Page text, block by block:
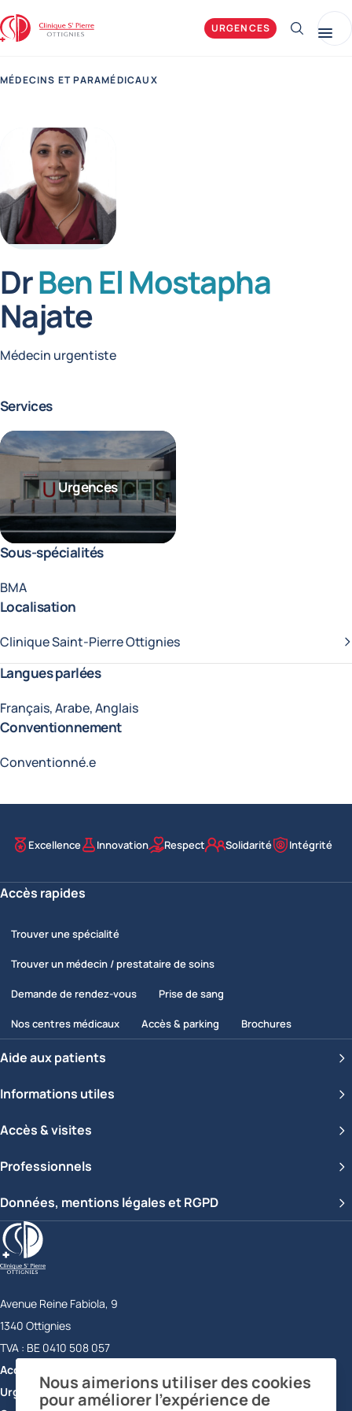
Clinique Saint-Pierre Ottignies URGENCES Afficher
MÉDECINS ET PARAMÉDICAUX
DrBen El Mostapha
Najate
Fonctions
Médecin urgentiste
Services
Urgences
Sous-spécialités
BMA
Localisation
Clinique Saint-Pierre Ottignies
Langues parlées
Français, Arabe, Anglais
Conventionnement
Conventionné.e
Nos valeurs
Excellence Innovation Respect Solidarité Intégrité
Accès rapides
Trouver une spécialité
Trouver un médecin / prestataire de soins
Demande de rendez-vous Prise de sang
Nos centres médicaux Accès & parking Brochures
Aide aux patients
Informations utiles
Accès & visites
Professionnels
Données, mentions légales et RGPD
Clinique Saint-Pierre Ottignies
Avenue Reine Fabiola, 9
1340 Ottignies
Belgique
TVA : BE 0410 508 057
Accueil
Urgences
+32 10 43 73 56
Nous aimerions utiliser des cookies
pour améliorer l’expérience de